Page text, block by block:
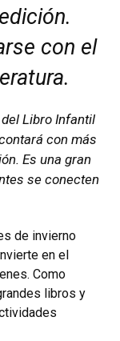
con el
Libro Infantil
con más
Es una gran
se conecten
de invierno
en el
Como
libros y